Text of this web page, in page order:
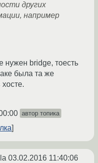
других
например
bridge, тоесть
была та же
хосте.
автор топика
03.02.2016 11:40:06